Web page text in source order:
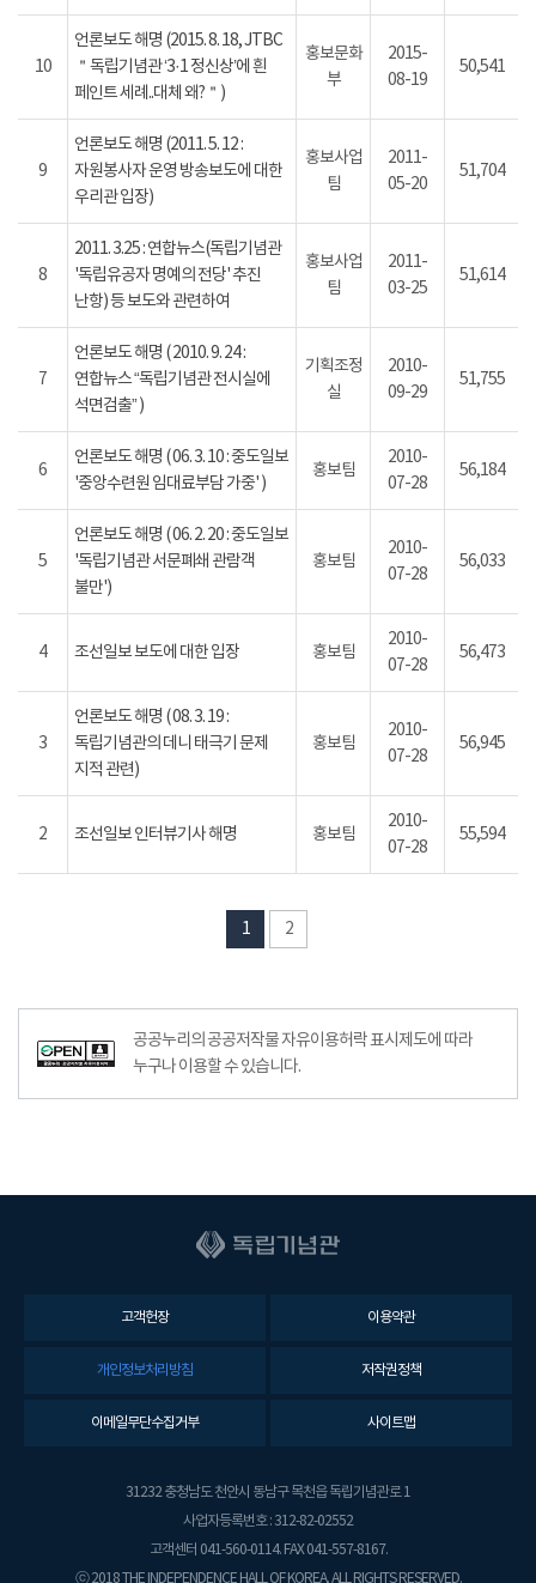
10
언론보도 해명 (2015. 8. 18, JTBC
＂독립기념관 ‘3·1 정신상’에 흰
페인트 세례..대체 왜?＂)
홍보문화
부
2015-
08-19
50,541
9
언론보도 해명 (2011. 5. 12 :
자원봉사자 운영 방송보도에 대한
우리관 입장)
홍보사업
팀
2011-
05-20
51,704
8
2011. 3.25 : 연합뉴스(독립기념관
'독립유공자 명예의 전당' 추진
난항) 등 보도와 관련하여
홍보사업
팀
2011-
03-25
51,614
7
언론보도 해명 ( 2010. 9. 24 :
연합뉴스 “독립기념관 전시실에
석면검출” )
기획조정
실
2010-
09-29
51,755
6
언론보도 해명 ( 06. 3. 10 : 중도일보
'중앙수련원 임대료부담 가중' )
홍보팀
2010-
07-28
56,184
5
언론보도 해명 ( 06. 2. 20 : 중도일보
'독립기념관 서문폐쇄 관람객
불만')
홍보팀
2010-
07-28
56,033
4 조선일보 보도에 대한 입장 홍보팀
2010-
07-28
56,473
3
언론보도 해명 ( 08. 3. 19 :
독립기념관의 데니 태극기 문제
지적 관련)
홍보팀
2010-
07-28
56,945
2 조선일보 인터뷰기사 해명 홍보팀
2010-
07-28
55,594
1 2
공공누리의 공공저작물 자유이용허락 표시제도에 따라
누구나 이용할 수 있습니다.
고객헌장 이용약관
개인정보처리방침 저작권정책
이메일무단수집거부 사이트맵
31232 충청남도 천안시 동남구 목천읍 독립기념관로 1
사업자등록번호 : 312-82-02552
고객센터 041-560-0114. FAX 041-557-8167.
ⓒ 2018 THE INDEPENDENCE HALL OF KOREA. ALL RIGHTS RESERVED.